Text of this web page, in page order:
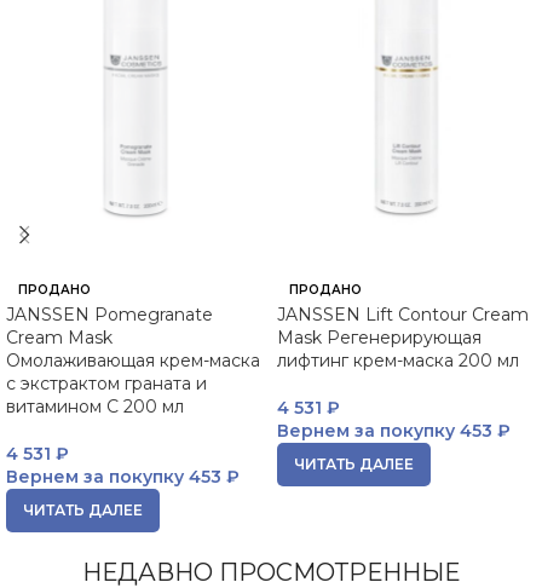
ПРОДАНО
JANSSEN Pomegranate
Cream Mask
Омолаживающая крем-маска
с экстрактом граната и
витамином C 200 мл
4 531 ₽
Вернем за покупку 453 ₽
ЧИТАТЬ ДАЛЕЕ
ПРОДАНО
JANSSEN Lift Contour Cream
Mask Регенерирующая
лифтинг крем-маска 200 мл
4 531 ₽
Вернем за покупку 453 ₽
ЧИТАТЬ ДАЛЕЕ
НЕДАВНО ПРОСМОТРЕННЫЕ